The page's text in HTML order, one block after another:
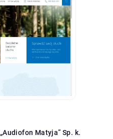
„Audiofon Matyja” Sp. k.